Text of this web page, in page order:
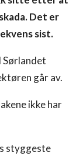
Det er
sist.
Sørlandet
går av.
ikke har
styggeste